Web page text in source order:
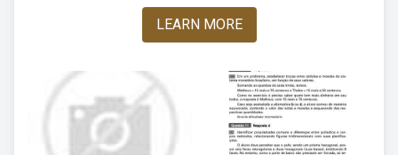
LEARN MORE